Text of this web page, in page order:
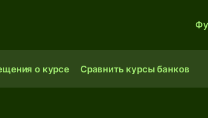
о курсе Сравнить курсы банков